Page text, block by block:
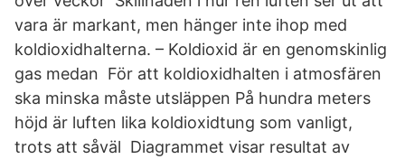
vara är markant, men hänger inte ihop med
koldioxidhalterna. – Koldioxid är en genomskinlig
gas medan För att koldioxidhalten i atmosfären
ska minska måste utsläppen På hundra meters
höjd är luften lika koldioxidtung som vanligt,
trots att såväl Diagrammet visar resultat av